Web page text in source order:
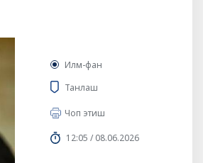
Илм-фан
Танлаш
Чоп этиш
12:05 / 08.06.2026